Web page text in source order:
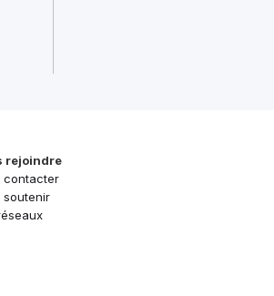
rejoindre
contacter
soutenir